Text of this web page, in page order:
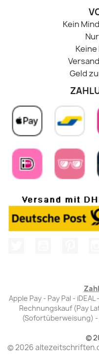
Kein
Geld
Apple Pay - Pay Pal -
Rechnungskauf (Pay
(Sofortüberweisung)
©
© 2026